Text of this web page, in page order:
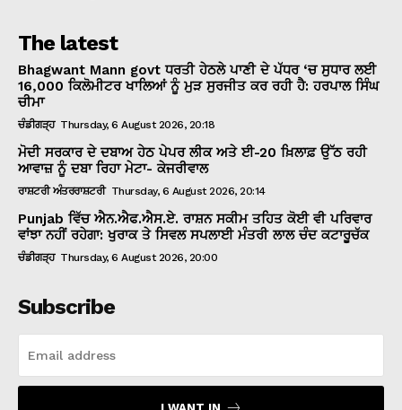
The latest
Bhagwant Mann govt ਧਰਤੀ ਹੇਠਲੇ ਪਾਣੀ ਦੇ ਪੱਧਰ ‘ਚ ਸੁਧਾਰ ਲਈ
16,000 ਕਿਲੋਮੀਟਰ ਖਾਲਿਆਂ ਨੂੰ ਮੁੜ ਸੁਰਜੀਤ ਕਰ ਰਹੀ ਹੈ: ਹਰਪਾਲ ਸਿੰਘ
ਚੀਮਾ
ਚੰਡੀਗੜ੍ਹ Thursday, 6 August 2026, 20:18
ਮੋਦੀ ਸਰਕਾਰ ਦੇ ਦਬਾਅ ਹੇਠ ਪੇਪਰ ਲੀਕ ਅਤੇ ਈ-20 ਖ਼ਿਲਾਫ਼ ਉੱਠ ਰਹੀ
ਆਵਾਜ਼ ਨੂੰ ਦਬਾ ਰਿਹਾ ਮੇਟਾ- ਕੇਜਰੀਵਾਲ
ਰਾਸ਼ਟਰੀ ਅੰਤਰਰਾਸ਼ਟਰੀ Thursday, 6 August 2026, 20:14
Punjab ਵਿੱਚ ਐਨ.ਐਫ.ਐਸ.ਏ. ਰਾਸ਼ਨ ਸਕੀਮ ਤਹਿਤ ਕੋਈ ਵੀ ਪਰਿਵਾਰ
ਵਾਂਝਾ ਨਹੀਂ ਰਹੇਗਾ: ਖੁਰਾਕ ਤੇ ਸਿਵਲ ਸਪਲਾਈ ਮੰਤਰੀ ਲਾਲ ਚੰਦ ਕਟਾਰੂਚੱਕ
ਚੰਡੀਗੜ੍ਹ Thursday, 6 August 2026, 20:00
Subscribe